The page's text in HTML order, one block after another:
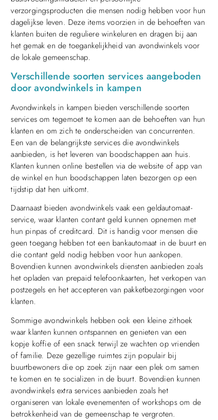
verzorgingsproducten die mensen nodig hebben voor hun
dagelijkse leven. Deze items voorzien in de behoeften van
klanten buiten de reguliere winkeluren en dragen bij aan
het gemak en de toegankelijkheid van avondwinkels voor
de lokale gemeenschap.
Verschillende soorten services aangeboden
door avondwinkels in kampen
Avondwinkels in kampen bieden verschillende soorten
services om tegemoet te komen aan de behoeften van hun
klanten en om zich te onderscheiden van concurrenten.
Een van de belangrijkste services die avondwinkels
aanbieden, is het leveren van boodschappen aan huis.
Klanten kunnen online bestellen via de website of app van
de winkel en hun boodschappen laten bezorgen op een
tijdstip dat hen uitkomt.
Daarnaast bieden avondwinkels vaak een geldautomaat-
service, waar klanten contant geld kunnen opnemen met
hun pinpas of creditcard. Dit is handig voor mensen die
geen toegang hebben tot een bankautomaat in de buurt en
die contant geld nodig hebben voor hun aankopen.
Bovendien kunnen avondwinkels diensten aanbieden zoals
het opladen van prepaid telefoonkaarten, het verkopen van
postzegels en het accepteren van pakketbezorgingen voor
klanten.
Sommige avondwinkels hebben ook een kleine zithoek
waar klanten kunnen ontspannen en genieten van een
kopje koffie of een snack terwijl ze wachten op vrienden
of familie. Deze gezellige ruimtes zijn populair bij
buurtbewoners die op zoek zijn naar een plek om samen
te komen en te socializen in de buurt. Bovendien kunnen
avondwinkels extra services aanbieden zoals het
organiseren van lokale evenementen of workshops om de
betrokkenheid van de gemeenschap te vergroten.